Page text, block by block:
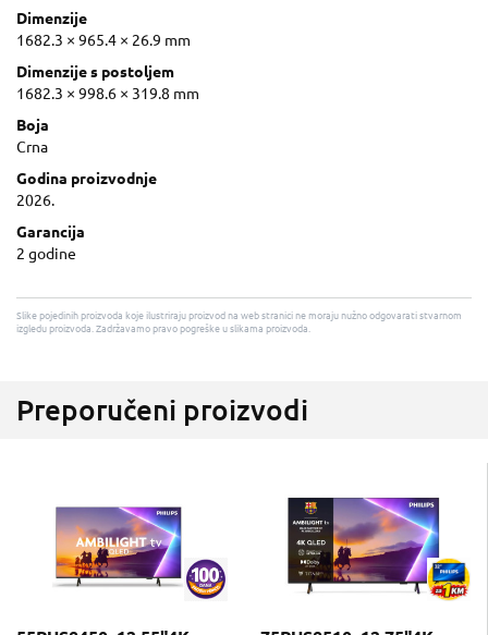
Dimenzije
1682.3 × 965.4 × 26.9 mm
Dimenzije s postoljem
1682.3 × 998.6 × 319.8 mm
Boja
Crna
Godina proizvodnje
2026.
Garancija
2 godine
Slike pojedinih proizvoda koje ilustriraju proizvod na web stranici ne moraju nužno odgovarati stvarnom
izgledu proizvoda. Zadržavamo pravo pogreške u slikama proizvoda.
Preporučeni proizvodi